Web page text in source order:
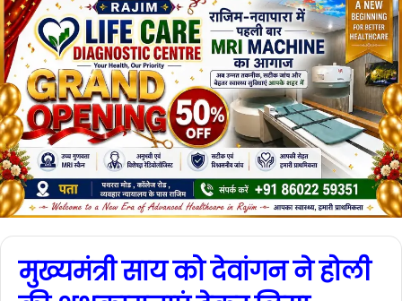
मुख्यमंत्री साय को देवांगन ने होली